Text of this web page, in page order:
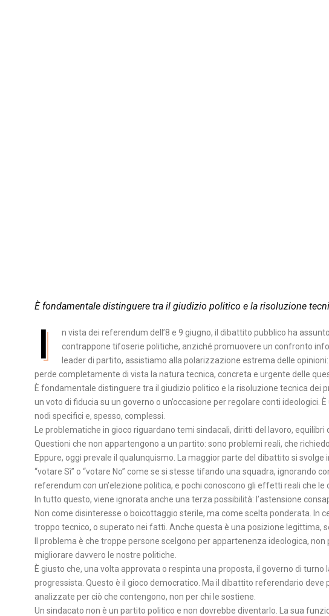
È fondamentale distinguere tra il giudizio politico e la risoluzione
I
n vista dei referendum dell’8 e 9 giugno, il dibattito pubblico ha
contrappone tifoserie politiche, anziché promuovere un confronto
leader di partito, assistiamo alla polarizzazione estrema delle
perde completamente di vista la natura tecnica, concreta e urgente delle
È fondamentale distinguere tra il giudizio politico e la risoluzione tecnica
un voto di fiducia su un governo o un’occasione per regolare conti
nodi specifici e, spesso, complessi.
Le problematiche in gioco riguardano temi sindacali, diritti del lavoro,
Questioni che non appartengono a un partito: sono problemi reali, che
Eppure, oggi prevale il qualunquismo. La maggior parte del dibattito si
“votare Sì” o “votare No” come se si stesse tifando una squadra, ignorando
referendum con un’elezione politica, e pochi conoscono gli effetti reali che le
In tutto questo, viene ignorata anche una terza possibilità: l’astensione
Non come disinteresse o boicottaggio sterile, ma come scelta ponderata. In
troppo tecnico, o superato nei fatti. Anche questa è una posizione legittima,
Il problema è che troppe persone scelgono per appartenenza ideologica,
migliorare davvero le nostre politiche.
È giusto che, una volta approvata o respinta una proposta, il governo di
progressista. Questo è il gioco democratico. Ma il dibattito referendario
analizzate per ciò che contengono, non per chi le sostiene.
Un sindacato non è un partito politico e non dovrebbe diventarlo. La sua